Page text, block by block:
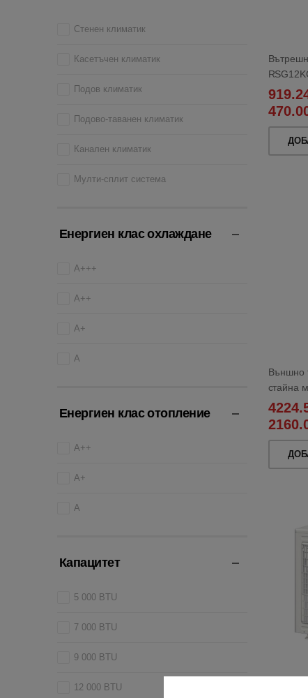
Стенен климатик
Касетъчен климатик
Подов климатик
Подово-таванен климатик
Канален климатик
Мулти-сплит система
Енергиен клас охлаждане
A+++
A++
A+
A
Енергиен клас отопление
A++
A+
A
Капацитет
5 000 BTU
7 000 BTU
9 000 BTU
12 000 BTU
Външно
стайна